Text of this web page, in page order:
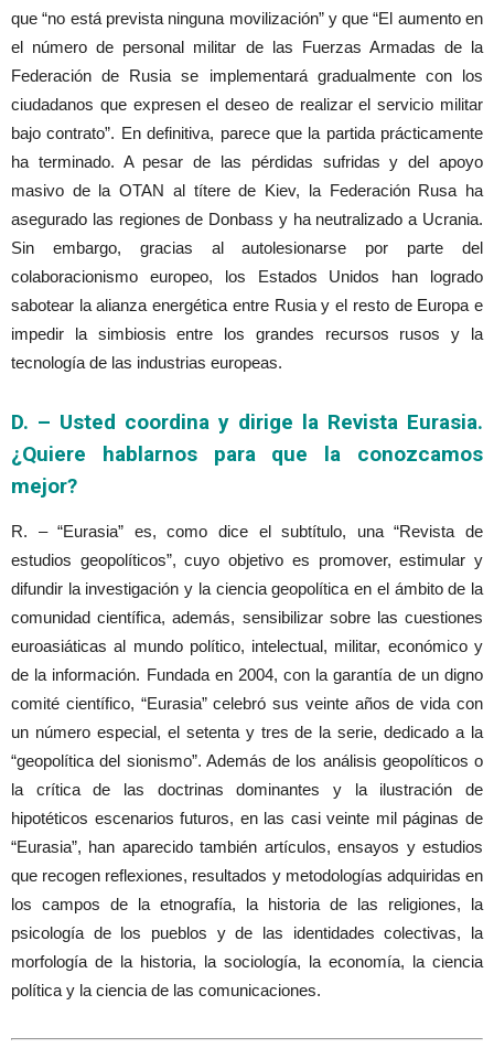
que “no está prevista ninguna movilización” y que “El aumento en
el número de personal militar de las Fuerzas Armadas de la
Federación de Rusia se implementará gradualmente con los
ciudadanos que expresen el deseo de realizar el servicio militar
bajo contrato”. En definitiva, parece que la partida prácticamente
ha terminado. A pesar de las pérdidas sufridas y del apoyo
masivo de la OTAN al títere de Kiev, la Federación Rusa ha
asegurado las regiones de Donbass y ha neutralizado a Ucrania.
Sin embargo, gracias al autolesionarse por parte del
colaboracionismo europeo, los Estados Unidos han logrado
sabotear la alianza energética entre Rusia y el resto de Europa e
impedir la simbiosis entre los grandes recursos rusos y la
tecnología de las industrias europeas.
D. – Usted coordina y dirige la Revista Eurasia.
¿Quiere hablarnos para que la conozcamos
mejor?
R. – “Eurasia” es, como dice el subtítulo, una “Revista de
estudios geopolíticos”, cuyo objetivo es promover, estimular y
difundir la investigación y la ciencia geopolítica en el ámbito de la
comunidad científica, además, sensibilizar sobre las cuestiones
euroasiáticas al mundo político, intelectual, militar, económico y
de la información. Fundada en 2004, con la garantía de un digno
comité científico, “Eurasia” celebró sus veinte años de vida con
un número especial, el setenta y tres de la serie, dedicado a la
“geopolítica del sionismo”. Además de los análisis geopolíticos o
la crítica de las doctrinas dominantes y la ilustración de
hipotéticos escenarios futuros, en las casi veinte mil páginas de
“Eurasia”, han aparecido también artículos, ensayos y estudios
que recogen reflexiones, resultados y metodologías adquiridas en
los campos de la etnografía, la historia de las religiones, la
psicología de los pueblos y de las identidades colectivas, la
morfología de la historia, la sociología, la economía, la ciencia
política y la ciencia de las comunicaciones.